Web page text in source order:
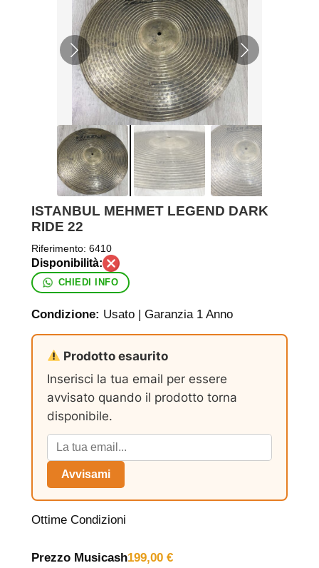
ISTANBUL MEHMET LEGEND DARK
RIDE 22
Riferimento: 6410
CHIEDI INFO
Condizione: Usato | Garanzia 1 Anno
Prodotto esaurito
Inserisci la tua email per essere
avvisato quando il prodotto torna
disponibile.
Avvisami
Ottime Condizioni
Prezzo Musicash199,00 €